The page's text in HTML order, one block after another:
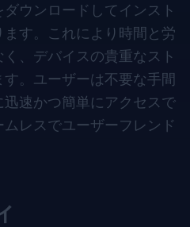
ウンロードしてインスト
す。これにより時間と労
、デバイスの貴重なスト
。ユーザーは不要な手間
速かつ簡単にアクセスで
レスでユーザーフレンド